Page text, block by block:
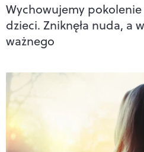
Wychowujemy
dzieci. Zniknęła nuda, a
ważnego